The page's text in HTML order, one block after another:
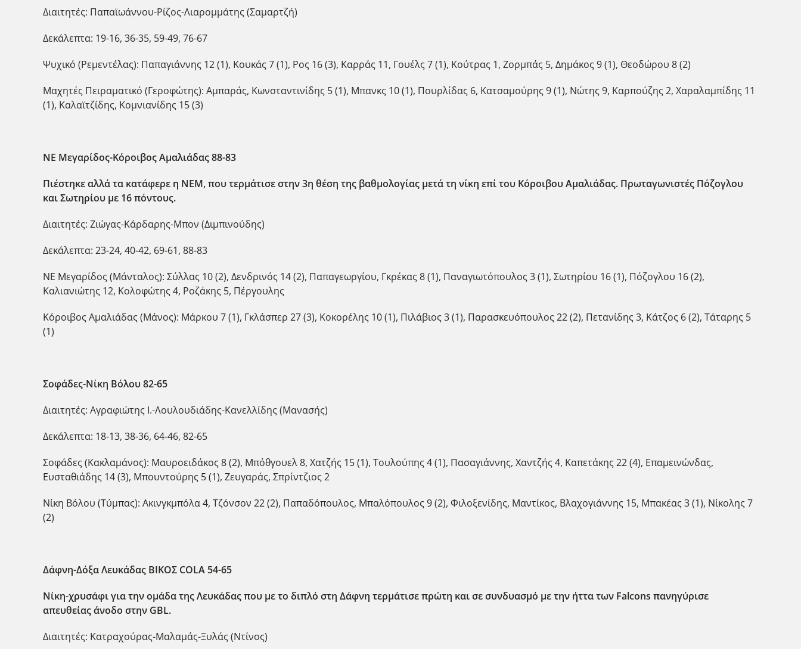
Διαιτητές: Παπαϊωάννου-Ρίζος-Λιαρομμάτης (Σαμαρτζή)
Δεκάλεπτα: 19-16, 36-35, 59-49, 76-67
Ψυχικό (Ρεμεντέλας): Παπαγιάννης 12 (1), Κουκάς 7 (1), Ρος 16 (3), Καρράς 11, Γουέλς 7 (1), Κούτρας 1, Ζορμπάς 5, Δημάκος 9 (1), Θεοδώρου 8 (2)
Μαχητές Πειραματικό (Γεροφώτης): Αμπαράς, Κωνσταντινίδης 5 (1), Μπανκς 10 (1), Πουρλίδας 6, Κατσαμούρης 9 (1), Νώτης 9, Καρπούζης 2, Χαραλαμπίδης 11
(1), Καλαϊτζίδης, Κομνιανίδης 15 (3)
ΝΕ Μεγαρίδος-Κόροιβος Αμαλιάδας88-83
Πιέστηκε αλλά τα κατάφερε η ΝΕΜ, που τερμάτισε στην 3η θέση της βαθμολογίας μετά τη νίκη επί του Κόροιβου Αμαλιάδας. Πρωταγωνιστές Πόζογλου
και Σωτηρίου με 16 πόντους.
Διαιτητές: Ζιώγας-Κάρδαρης-Μπον (Διμπινούδης)
Δεκάλεπτα: 23-24, 40-42, 69-61, 88-83
ΝΕ Μεγαρίδος (Μάνταλος): Σύλλας 10 (2), Δενδρινός 14 (2), Παπαγεωργίου, Γκρέκας 8 (1), Παναγιωτόπουλος 3 (1), Σωτηρίου 16 (1), Πόζογλου 16 (2),
Καλιανιώτης 12, Κολοφώτης 4, Ροζάκης 5, Πέργουλης
Κόροιβος Αμαλιάδας (Μάνος): Μάρκου 7 (1), Γκλάσπερ 27 (3), Κοκορέλης 10 (1), Πιλάβιος 3 (1), Παρασκευόπουλος 22 (2), Πετανίδης 3, Κάτζος 6 (2), Τάταρης 5
(1)
Σοφάδες-Νίκη Βόλου 82-65
Διαιτητές: Αγραφιώτης Ι.-Λουλουδιάδης-Κανελλίδης (Μανασής)
Δεκάλεπτα: 18-13, 38-36, 64-46, 82-65
Σοφάδες (Κακλαμάνος): Μαυροειδάκος 8 (2), Μπόθγουελ 8, Χατζής 15 (1), Τουλούπης 4 (1), Πασαγιάννης, Χαντζής 4, Καπετάκης 22 (4), Επαμεινώνδας,
Ευσταθιάδης 14 (3), Μπουντούρης 5 (1), Ζευγαράς, Σπρίντζιος 2
Νίκη Βόλου (Τύμπας): Ακινγκμπόλα 4, Τζόνσον 22 (2), Παπαδόπουλος, Μπαλόπουλος 9 (2), Φιλοξενίδης, Μαντίκος, Βλαχογιάννης 15, Μπακέας 3 (1), Νίκολης 7
(2)
Δάφνη-Δόξα Λευκάδας ΒΙΚΟΣ COLA 54-65
Νίκη-χρυσάφι για την ομάδα της Λευκάδας που με το διπλό στη Δάφνη τερμάτισε πρώτη και σε συνδυασμό με την ήττα των Falcons πανηγύρισε
απευθείας άνοδο στην GBL.
Διαιτητές: Κατραχούρας-Μαλαμάς-Ξυλάς (Ντίνος)